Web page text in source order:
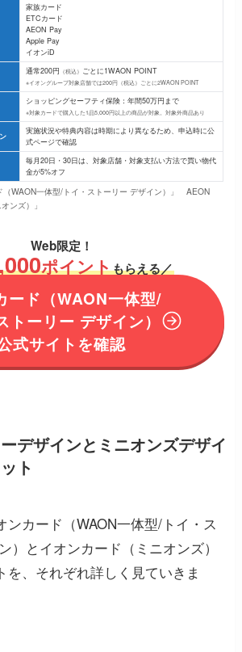
家族カード
ETCカード
AEON Pay
Apple Pay
イオンiD
通常200円 （税込） ごとに1WAON POINT
※イオングループ対象店舗では200円（税込）ごとに2WAON POINT
ショッピングセーフティ保険：年間50万円まで
※対象カードで購入した1品5,000円以上の商品が対象。対象外商品あり
実施状況や特典内容は時期により異なるため、申込時に公
式ページで確認
毎月20日・30日は、対象店舗・対象支払い方法で買い物代
金が5%オフ
WAON一体型/トイ・ストーリー デザイン）」
AEON
ンズ）」
Web限定！
ポイントもらえる／
ード（WAON一体型/
トーリー デザイン）
式サイトを確認
デザインとミニオンズデザイ
ト
ンカード（WAON一体型/トイ・ス
）とイオンカード（ミニオンズ）
を、それぞれ詳しく見ていきま